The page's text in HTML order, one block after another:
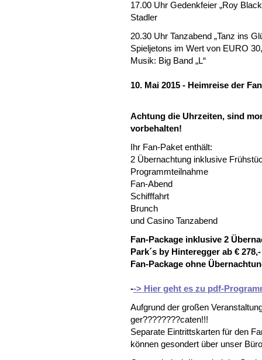
17.00 Uhr Gedenkfeier „Roy
Stadler
20.30 Uhr Tanzabend „Tanz ins
Spieljetons im Wert von EURO
Musik: Big Band „L“
10. Mai 2015 - Heimreise der
Achtung die Uhrzeiten, sind
vorbehalten!
Ihr Fan-Paket enthält:
2 Übernachtung inklusive
Programmteilnahme
Fan-Abend
Schifffahrt
Brunch
und Casino Tanzabend
Fan-Package inklusive 2
Park´s by Hinteregger ab €
Fan-Package ohne
--> Hier geht es zu pdf-
Aufgrund der großen
ger????????caten!!!
Separate Eintrittskarten für den
können gesondert über unser